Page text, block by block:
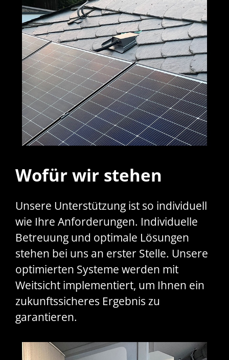
Wofür wir stehen
Unsere Unterstützung ist so individuell
wie Ihre Anforderungen. Individuelle
Betreuung und optimale Lösungen
stehen bei uns an erster Stelle. Unsere
optimierten Systeme werden mit
Weitsicht implementiert, um Ihnen ein
zukunftssicheres Ergebnis zu
garantieren.